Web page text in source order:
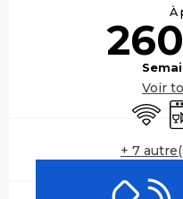
À
Voir
WiFi
+ 7